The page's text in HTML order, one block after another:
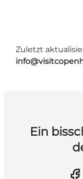
Zuletzt
Ein